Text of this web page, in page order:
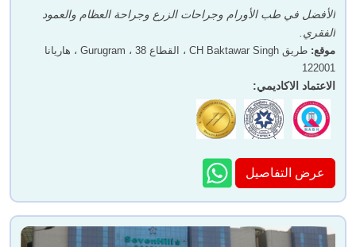
الأفضل في طب الأورام وجراحات الزرع وجراحة العظام والعمود
الفقري.
موقع:
طريق CH Baktawar Singh ، القطاع 38 ، Gurugram ، هاريانا
122001
الاعتماد الاكاديمي:
عرض التفاصيل